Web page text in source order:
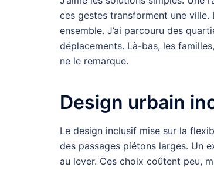
ces gestes transforment une ville.
ensemble. J’ai parcouru des
déplacements. Là-bas, les
ne le remarque.
Design urbain
Le design inclusif mise sur la
des passages piétons larges. Un
au lever. Ces choix coûtent peu,